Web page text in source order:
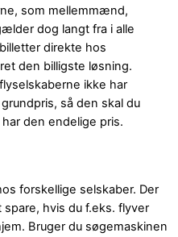
som mellemmænd,
dog langt fra i alle
direkte hos
den billigste løsning.
ikke har
så den skal du
den endelige pris.
forskellige selskaber. Der
hvis du f.eks. flyver
Bruger du søgemaskinen